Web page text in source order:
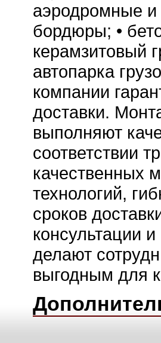
аэродромные
бордюры; •
керамзитовый
автопарка
компании
доставки.
выполняют
соответствии
качественных
технологий,
сроков
консультации
делают
выгодным для